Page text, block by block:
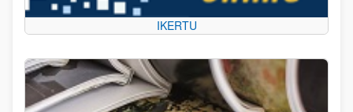
IKERTU